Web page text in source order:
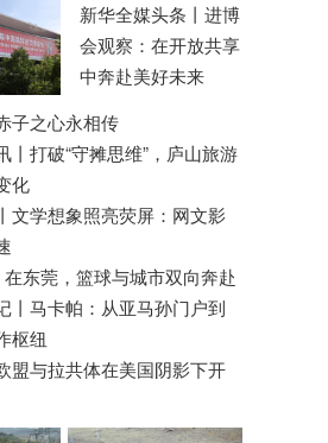
新华全媒头条丨 进博
会观察：在开放共享
中奔赴美好未来
子之心永相传
丨 打破“守摊思维”，庐山旅游
化
文学想象照亮荧屏：网文影
在东莞，篮球与城市双向奔赴
丨马卡帕：从亚马孙门户到
枢纽
盟与拉共体在美国阴影下开